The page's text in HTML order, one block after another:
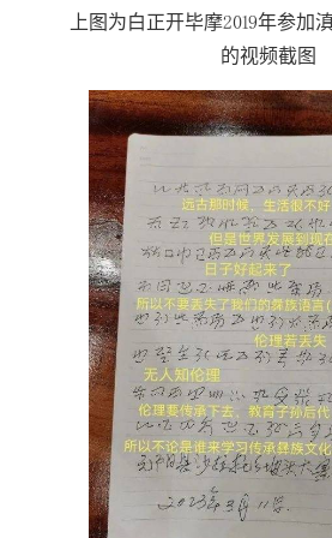
上图为白正开毕摩2019年参加
的视频截图